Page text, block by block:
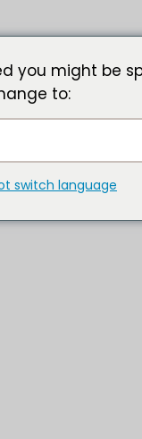
you might be
to:
switch language